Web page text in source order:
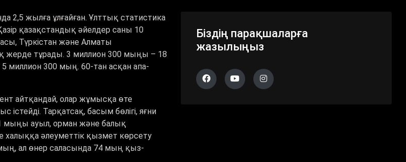
2,5 жылға ұлғайған. Ұлттық статистика
қазақстандық әйелдер саны 10
Түркістан және Алматы
жерде тұрады. 3 миллион 300 мыңы – 18
5 миллион 300 мың. 60-тан асқан апа-
айтқандай, олар жұмысқа өте
Тарқатсақ, басым бөлігі, яғни
мыңы ауыл, орман және балық
әлеуметтік қызмет көрсету
ал өнер саласында 74 мың қыз-
Біздің парақшаларға
жазылыңыз